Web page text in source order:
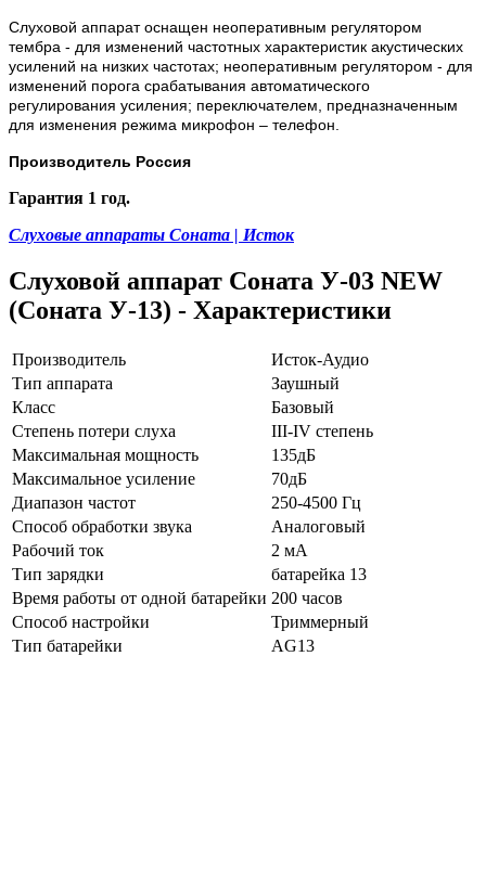
Слуховой аппарат оснащен неоперативным регулятором
тембра - для изменений частотных характеристик акустических
усилений на низких частотах; неоперативным регулятором - для
изменений порога срабатывания автоматического
регулирования усиления; переключателем, предназначенным
для изменения режима микрофон – телефон.
Производитель Россия
Гарантия 1 год.
Слуховые аппараты Соната | Исток
Слуховой аппарат Соната У-03 NEW
(Соната У-13) - Характеристики
Производитель
Исток-Аудио
Тип аппарата
Заушный
Класс
Базовый
Степень потери слуха
III-IV степень
Максимальная мощность
135дБ
Максимальное усиление
70дБ
Диапазон частот
250-4500 Гц
Способ обработки звука
Аналоговый
Рабочий ток
2 мА
Тип зарядки
батарейка 13
Время работы от одной батарейки 200 часов
Способ настройки
Триммерный
Тип батарейки
AG13